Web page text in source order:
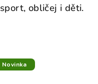
sport, obličej i děti.
Novinka